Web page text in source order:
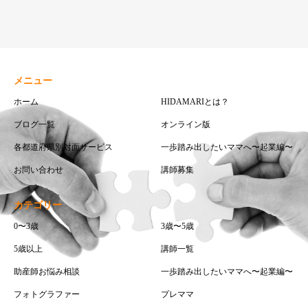
メニュー
ホーム HIDAMARIとは？
ブログ一覧 オンライン版
各都道府県別対面サービス 一歩踏み出したいママへ〜起業編〜
お問い合わせ 講師募集
カテゴリー
0〜3歳 3歳〜5歳
5歳以上 講師一覧
助産師お悩み相談 一歩踏み出したいママへ〜起業編〜
フォトグラファー プレママ